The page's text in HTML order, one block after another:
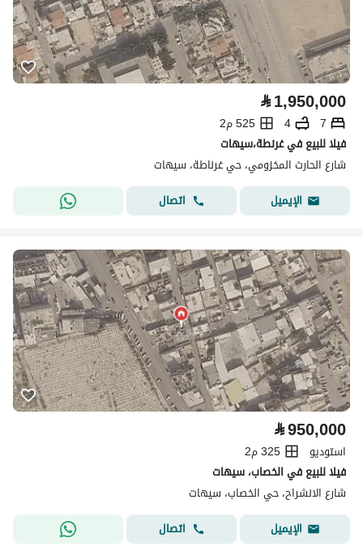
⃁1,950,000
7
4
525 م2
فيلا للبيع في غرنطة،سيهات
شارع الحارث المخزومي، حي غرناطة، سيهات
الإيميل
اتصال
⃁950,000
استوديو
325 م2
فيلا للبيع في الخصاب، سيهات
شارع الانشراح، حي الخصاب، سيهات
الإيميل
اتصال